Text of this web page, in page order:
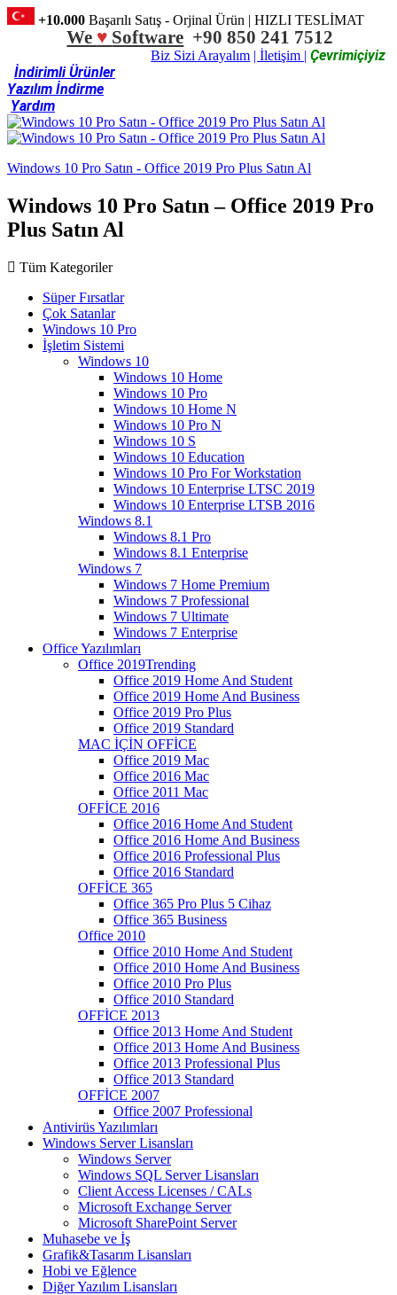
+10.000 Başarılı Satış - Orjinal Ürün | HIZLI TESLİMAT
We ♥ Software +90 850 241 7512
Biz Sizi Arayalım | İletişim | Çevrimiçiyiz
İndirimli Ürünler
Yazılım İndirme
Yardım
Windows 10 Pro Satın - Office 2019 Pro Plus Satın Al
Windows 10 Pro Satın – Office 2019 Pro
Plus Satın Al
Tüm Kategoriler
Süper Fırsatlar
Çok Satanlar
Windows 10 Pro
İşletim Sistemi
Windows 10
Windows 10 Home
Windows 10 Pro
Windows 10 Home N
Windows 10 Pro N
Windows 10 S
Windows 10 Education
Windows 10 Pro For Workstation
Windows 10 Enterprise LTSC 2019
Windows 10 Enterprise LTSB 2016
Windows 8.1
Windows 8.1 Pro
Windows 8.1 Enterprise
Windows 7
Windows 7 Home Premium
Windows 7 Professional
Windows 7 Ultimate
Windows 7 Enterprise
Office Yazılımları
Office 2019Trending
Office 2019 Home And Student
Office 2019 Home And Business
Office 2019 Pro Plus
Office 2019 Standard
MAC İÇİN OFFİCE
Office 2019 Mac
Office 2016 Mac
Office 2011 Mac
OFFİCE 2016
Office 2016 Home And Student
Office 2016 Home And Business
Office 2016 Professional Plus
Office 2016 Standard
OFFİCE 365
Office 365 Pro Plus 5 Cihaz
Office 365 Business
Office 2010
Office 2010 Home And Student
Office 2010 Home And Business
Office 2010 Pro Plus
Office 2010 Standard
OFFİCE 2013
Office 2013 Home And Student
Office 2013 Home And Business
Office 2013 Professional Plus
Office 2013 Standard
OFFİCE 2007
Office 2007 Professional
Antivirüs Yazılımları
Windows Server Lisansları
Windows Server
Windows SQL Server Lisansları
Client Access Licenses / CALs
Microsoft Exchange Server
Microsoft SharePoint Server
Muhasebe ve İş
Grafik&Tasarım Lisansları
Hobi ve Eğlence
Diğer Yazılım Lisansları